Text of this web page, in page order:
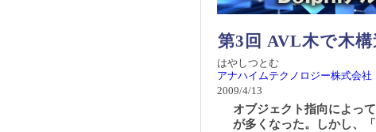
第3回 AVL木で木構
はやしつとむ
アナハイムテクノロジー株式会社
2009/4/13
オブジェクト指向によっ
が多くなった。しかし、